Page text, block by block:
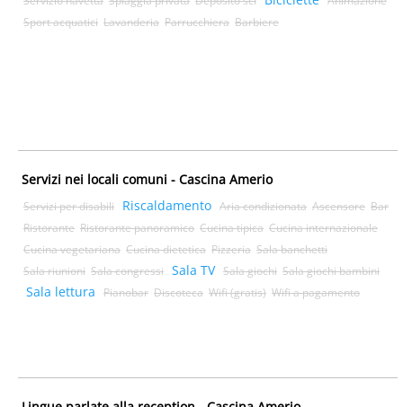
Sport acquatici Lavanderia Parrucchiera Barbiere
Servizi nei locali comuni - Cascina Amerio
Servizi per disabili Riscaldamento Aria condizionata Ascensore Bar
Ristorante Ristorante panoramico Cucina tipica Cucina internazionale
Cucina vegetariana Cucina dietetica Pizzeria Sala banchetti
Sala riunioni Sala congressi Sala TV Sala giochi Sala giochi bambini
Sala lettura Pianobar Discoteca Wifi (gratis) Wifi a pagamento